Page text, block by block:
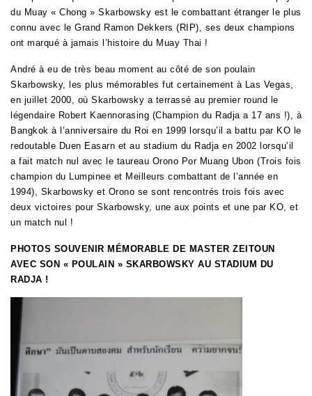
du Muay « Chong » Skarbowsky est le combattant étranger le plus
connu avec le Grand Ramon Dekkers (RIP), ses deux champions
ont marqué à jamais l’histoire du Muay Thai !
André à eu de très beau moment au côté de son poulain
Skarbowsky, les plus mémorables fut certainement à Las Vegas,
en juillet 2000, où Skarbowsky a terrassé au premier round le
légendaire Robert Kaennorasing (Champion du Radja a 17 ans !), à
Bangkok à l’anniversaire du Roi en 1999 lorsqu’il a battu par KO le
redoutable Duen Easarn et au stadium du Radja en 2002 lorsqu’il
a fait match nul avec le taureau Orono Por Muang Ubon (Trois fois
champion du Lumpinee et Meilleurs combattant de l’année en
1994), Skarbowsky et Orono se sont rencontrés trois fois avec
deux victoires pour Skarbowsky, une aux points et une par KO, et
un match nul !
PHOTOS SOUVENIR MÉMORABLE DE MASTER ZEITOUN
AVEC SON « POULAIN » SKARBOWSKY AU STADIUM DU
RADJA !